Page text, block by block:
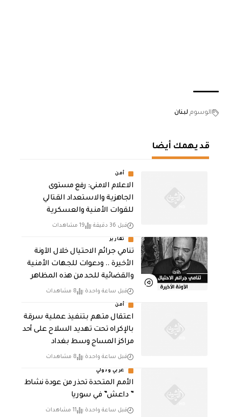
الوسوم لبنان
قد يهمك أيضا
أمن
الاعلام الامني: رفع مستوى
الجاهزية والاستعداد القتالي
للقوات الأمنية والعسكرية
قبل 36 دقيقة 19 مشاهدات
تقارير
تنامي جرائم الاحتيال خلال الآونة
الأخيرة .. ودعوات للجهات الأمنية
والقضائية للحد من هذه المظاهر
قبل ساعة واحدة 8 مشاهدات
أمن
اعتقال متهم بتنفيذ عملية سرقة
بالإكراه تحت تهديد السلاح على أحد
مراكز المساج وسط بغداد
قبل ساعة واحدة 8 مشاهدات
عربي ودولي
الأمم المتحدة تحذر من عودة نشاط
” داعش” في سوريا
قبل ساعة واحدة 11 مشاهدات